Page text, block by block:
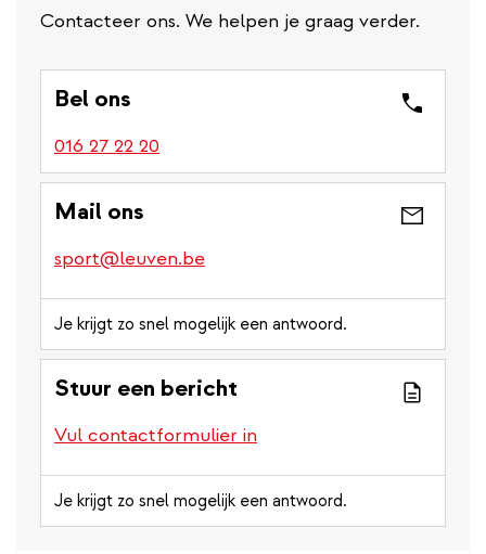
Contacteer ons. We helpen je graag verder.
Bel ons
016 27 22 20
Mail ons
sport@leuven.be
Je krijgt zo snel mogelijk een antwoord.
Stuur een bericht
Vul contactformulier in
Je krijgt zo snel mogelijk een antwoord.